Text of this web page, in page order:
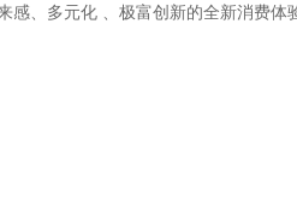
、多元化 、极富创新的全新消费体